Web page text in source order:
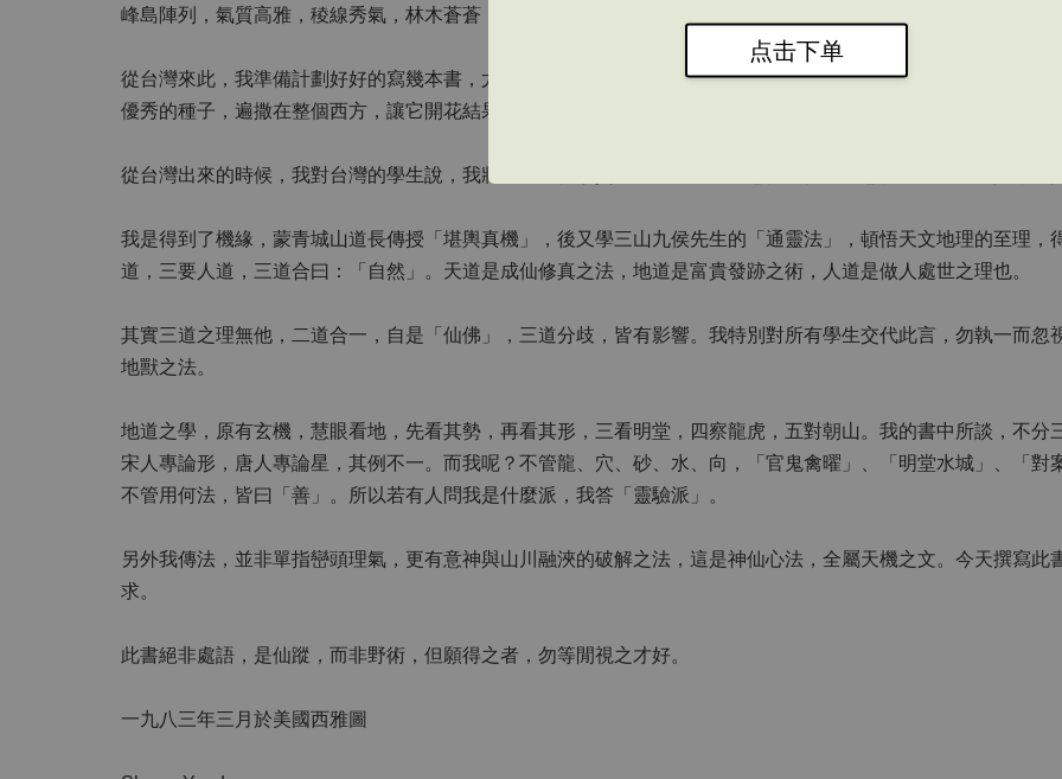
点击下单
峰島陣列，氣質高雅，稜線秀氣，林木蒼蒼，四季分明，正如仙鄉一般。西雅圖雖也是美國的一個大都會，但沒
從台灣來此，我準備計劃好好的寫幾本書，尤其我的人雖在美國，但心在台灣，我會將自己的榮耀，帶回給國
優秀的種子，遍撒在整個西方，讓它開花結果。
從台灣出來的時候，我對台灣的學生說，我將寫一本很珍貴的「地理書」給您們，作為給您們的紀念品，如今就
我是得到了機緣，蒙青城山道長傳授「堪輿真機」，後又學三山九侯先生的「通靈法」，頓悟天文地理的至理
道，三要人道，三道合曰：「自然」。天道是成仙修真之法，地道是富貴發跡之術，人道是做人處世之理也。
其實三道之理無他，二道合一，自是「仙佛」，三道分歧，皆有影響。我特別對所有學生交代此言，勿執一而
地獸之法。
地道之學，原有玄機，慧眼看地，先看其勢，再看其形，三看明堂，四察龍虎，五對朝山。我的書中所談，不
宋人專論形，唐人專論星，其例不一。而我呢？不管龍、穴、砂、水、向，「官鬼禽曜」、「明堂水城」、「
不管用何法，皆曰「善」。所以若有人問我是什麼派，我答「靈驗派」。
另外我傳法，並非單指巒頭理氣，更有意神與山川融浹的破解之法，這是神仙心法，全屬天機之文。今天撰寫
求。
此書絕非處語，是仙蹤，而非野術，但願得之者，勿等閒視之才好。
一九八三年三月於美國西雅圖